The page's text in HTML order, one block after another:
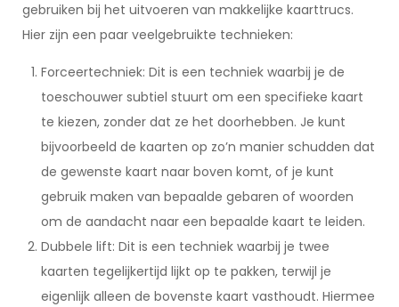
gebruiken bij het uitvoeren van makkelijke kaarttrucs.
Hier zijn een paar veelgebruikte technieken:
Forceertechniek: Dit is een techniek waarbij je de
toeschouwer subtiel stuurt om een specifieke kaart
te kiezen, zonder dat ze het doorhebben. Je kunt
bijvoorbeeld de kaarten op zo’n manier schudden dat
de gewenste kaart naar boven komt, of je kunt
gebruik maken van bepaalde gebaren of woorden
om de aandacht naar een bepaalde kaart te leiden.
Dubbele lift: Dit is een techniek waarbij je twee
kaarten tegelijkertijd lijkt op te pakken, terwijl je
eigenlijk alleen de bovenste kaart vasthoudt. Hiermee